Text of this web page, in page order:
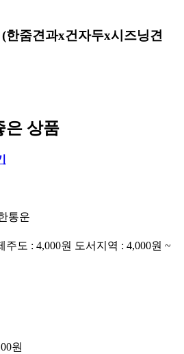
한줌견과x건자두x시즈닝견
은 상품
통운
주도 : 4,000원 도서지역 : 4,000원 ~
원